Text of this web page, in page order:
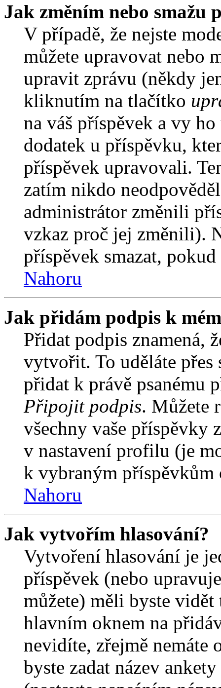
Jak změním nebo smažu
V případě, že nejste
můžete upravovat nebo
upravit zprávu (někdy
kliknutím na tlačítko
na váš příspěvek a vy
dodatek u příspěvku,
příspěvek upravovali.
zatím nikdo
administrátor změnili
vzkaz proč jej změnili).
příspěvek smazat,
Nahoru
Jak přidám podpis k
Přidat podpis znamená,
vytvořit. To uděláte
přidat k právě psanému
Připojit podpis. Můžete
všechny vaše příspěvky
v nastavení profilu (je
k vybraným příspěvkům
Nahoru
Jak vytvořím hlasování?
Vytvoření hlasování je
příspěvek (nebo
můžete) měli byste
hlavním oknem na
nevidíte, zřejmě
byste zadat název